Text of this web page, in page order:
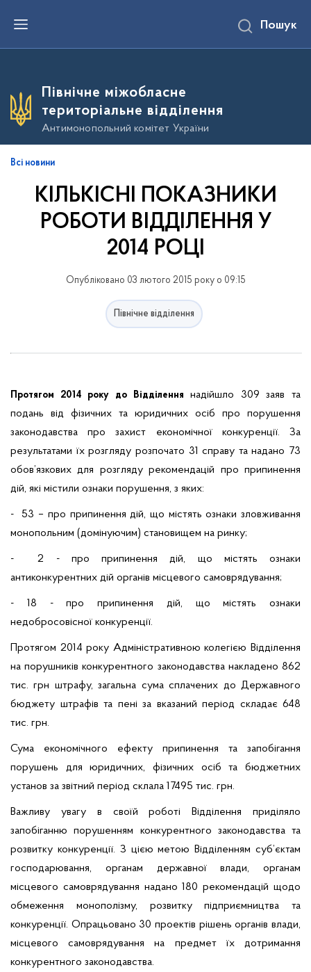
е
о
о
в
Пошук
Північне міжобласне
територіальне відділення
Антимонопольний комітет України
Всі новини
КІЛЬКІСНІ ПОКАЗНИКИ
РОБОТИ ВІДДІЛЕННЯ У
2014 РОЦІ
Опубліковано 03 лютого 2015 року о 09:15
Північне відділення
Протягом 2014 року до Відділення надійшло 309 заяв та
подань від фізичних та юридичних осіб про порушення
законодавства про захист економічної конкуренції. За
результатами їх розгляду розпочато 31 справу та надано 73
обов’язкових для розгляду рекомендацій про припинення
дій, які містили ознаки порушення, з яких:
- 53 – про припинення дій, що містять ознаки зловживання
монопольним (домінуючим) становищем на ринку;
- 2 - про припинення дій, що містять ознаки
антиконкурентних дій органів місцевого самоврядування;
- 18 - про припинення дій, що містять ознаки
недобросовісної конкуренції.
Протягом 2014 року Адміністративною колегією Відділення
на порушників конкурентного законодавства накладено 862
тис. грн штрафу, загальна сума сплачених до Державного
бюджету штрафів та пені за вказаний період складає 648
тис. грн.
Сума економічного ефекту припинення та запобігання
порушень для юридичних, фізичних осіб та бюджетних
установ за звітний період склала 17495 тис. грн.
Важливу увагу в своїй роботі Відділення приділяло
запобіганню порушенням конкурентного законодавства та
розвитку конкуренції. З цією метою Відділенням суб’єктам
господарювання, органам державної влади, органам
місцевого самоврядування надано 180 рекомендацій щодо
обмеження монополізму, розвитку підприємництва та
конкуренції. Опрацьовано 30 проектів рішень органів влади,
місцевого самоврядування на предмет їх дотримання
конкурентного законодавства.